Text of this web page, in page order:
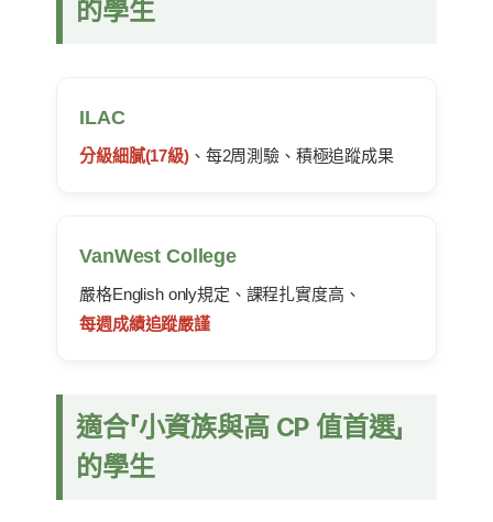
的學生
ILAC
分級細膩(17級)、每2周測驗、積極追蹤成果
VanWest College
嚴格English only規定、課程扎實度高、
每週成績追蹤嚴謹
適合「小資族與高 CP 值首選」
的學生